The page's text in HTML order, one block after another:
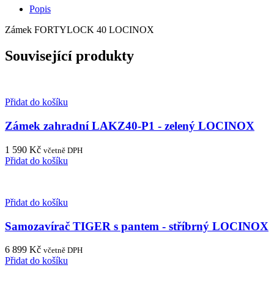
Popis
Zámek FORTYLOCK 40 LOCINOX
Související produkty
Přidat do košíku
Zámek zahradní LAKZ40-P1 - zelený LOCINOX
1 590 Kč včetně DPH
Přidat do košíku
Přidat do košíku
Samozavírač TIGER s pantem - stříbrný LOCINOX
6 899 Kč včetně DPH
Přidat do košíku